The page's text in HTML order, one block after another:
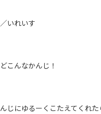
いれいす
こんなかんじ！
じにゆるーくこたえてくれた